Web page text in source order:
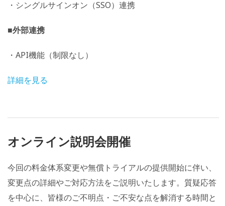
・シングルサインオン（SSO）連携
■外部連携
・API機能（制限なし）
詳細を見る
オンライン説明会開催
今回の料金体系変更や無償トライアルの提供開始に伴い、
変更点の詳細やご対応方法をご説明いたします。質疑応答
を中心に、皆様のご不明点・ご不安な点を解消する時間と